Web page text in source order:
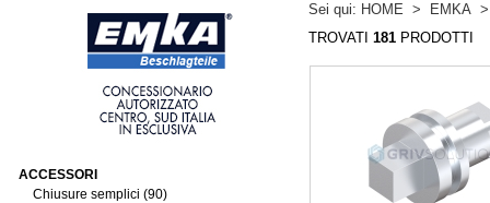
ACCESSORI
Chiusure semplici (90)
Sei qui: HOME > EMKA
TROVATI 181 PRODOTTI